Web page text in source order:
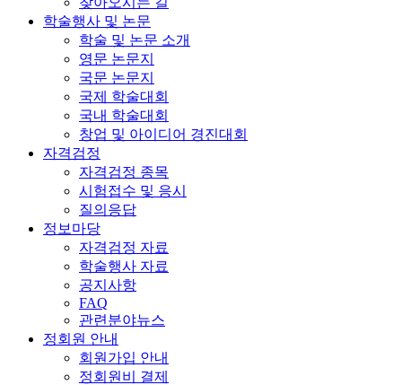
학술행사 및 논문
학술 및 논문 소개
영문 논문지
국문 논문지
국제 학술대회
국내 학술대회
창업 및 아이디어 경진대회
자격검정
자격검정 종목
시험접수 및 응시
질의응답
정보마당
자격검정 자료
학술행사 자료
공지사항
FAQ
관련분야뉴스
정회원 안내
회원가입 안내
정회원비 결제